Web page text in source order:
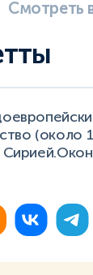
Смотреть
(около